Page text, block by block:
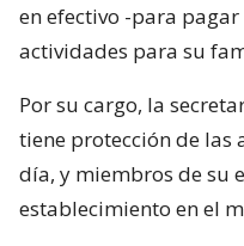
en efectivo -para
actividades para su
Por su cargo, la
tiene protección de las
día, y miembros de su
establecimiento en el